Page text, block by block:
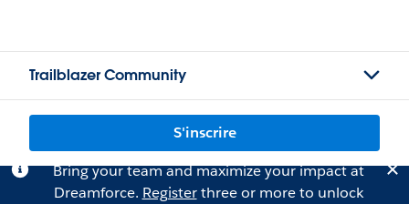
Trailblazer Community
S'inscrire
Bring your team and maximize your impact at
Dreamforce. Registerthree or more to unlock